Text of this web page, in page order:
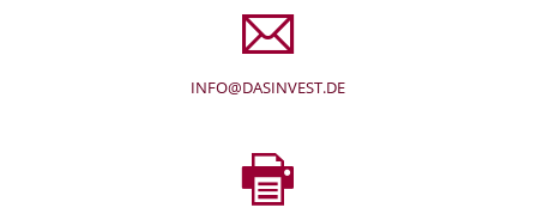
INFO@DASINVEST.DE